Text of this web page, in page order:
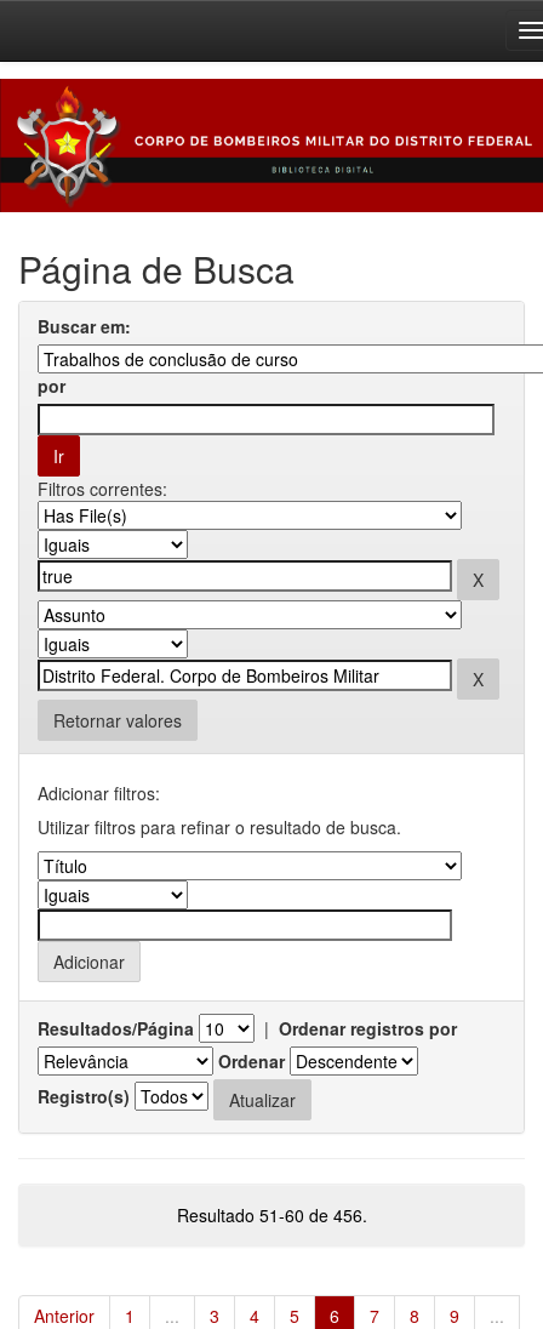
navigation
Página de Busca
Buscar em:
por
Filtros correntes:
Retornar valores
Adicionar filtros:
Utilizar filtros para refinar o resultado de busca.
Resultados/Página | Ordenar registros por
Ordenar
Registro(s)
Resultado 51-60 de 456.
Anterior 1 ... 3 4 5 6 7 8 9
...